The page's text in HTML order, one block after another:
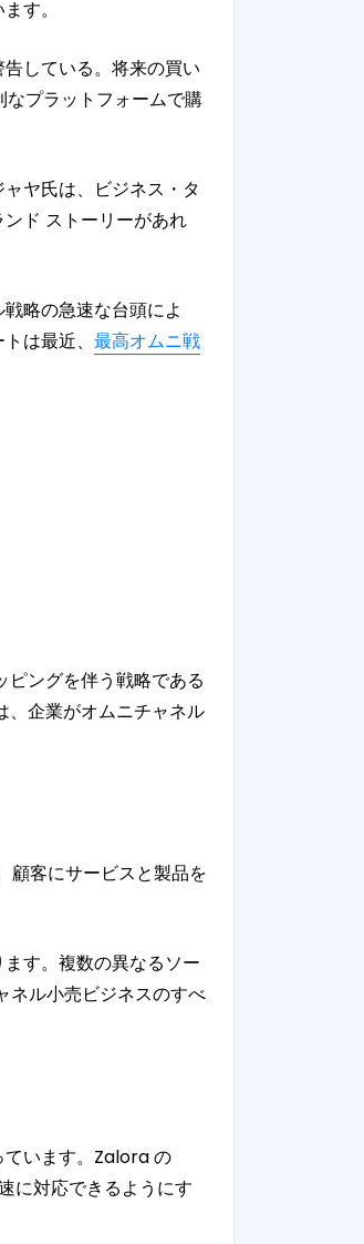
す。
している。将来の買い
プラットフォームで購
ヤ氏は、ビジネス・タ
ド ストーリーがあれ
略の急速な台頭によ
は最近、 最高オムニ戦
ングを伴う戦略である
、企業がオムニチャネル
顧客にサービスと製品を
す。複数の異なるソー
ネル小売ビジネスのすべ
ています。Zalora の
に対応できるようにす